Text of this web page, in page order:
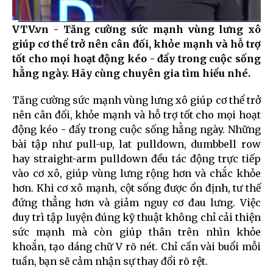
Current
Time
0:03 / Duration
2:43
VTV.vn - Tăng cường sức mạnh vùng lưng xô
giúp cơ thể trở nên cân đối, khỏe mạnh và hỗ trợ
tốt cho mọi hoạt động kéo - đẩy trong cuộc sống
hằng ngày. Hãy cùng chuyên gia tìm hiểu nhé.
Tăng cường sức mạnh vùng lưng xô giúp cơ thể trở
nên cân đối, khỏe mạnh và hỗ trợ tốt cho mọi hoạt
động kéo - đẩy trong cuộc sống hằng ngày. Những
bài tập như pull-up, lat pulldown, dumbbell row
hay straight-arm pulldown đều tác động trực tiếp
vào cơ xô, giúp vùng lưng rộng hơn và chắc khỏe
hơn. Khi cơ xô mạnh, cột sống được ổn định, tư thế
đứng thẳng hơn và giảm nguy cơ đau lưng. Việc
duy trì tập luyện đúng kỹ thuật không chỉ cải thiện
sức mạnh mà còn giúp thân trên nhìn khỏe
khoắn, tạo dáng chữ V rõ nét. Chỉ cần vài buổi mỗi
tuần, bạn sẽ cảm nhận sự thay đổi rõ rệt.